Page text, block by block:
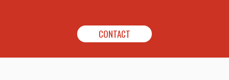
CONTACT